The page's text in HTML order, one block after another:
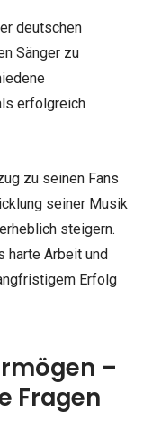
deutschen
Sänger zu
erfolgreich
zu seinen Fans
seiner Musik
steigern.
harte Arbeit und
Erfolg
–
Fragen